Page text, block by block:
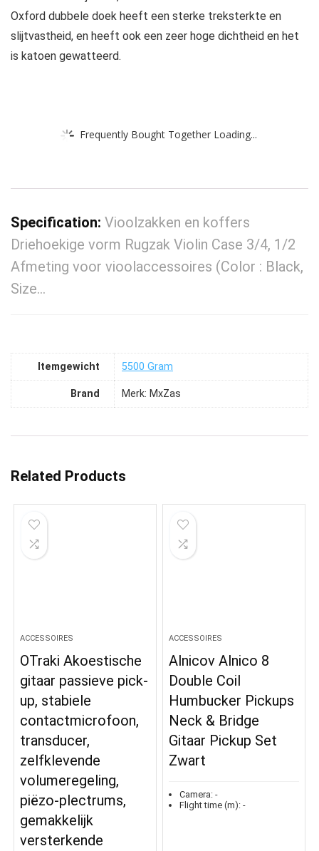
Oxford dubbele doek heeft een sterke treksterkte en
slijtvastheid, en heeft ook een zeer hoge dichtheid en het
is katoen gewatteerd.
Frequently Bought Together Loading...
Specification: Vioolzakken en koffers
Driehoekige vorm Rugzak Violin Case 3/4, 1/2
Afmeting voor vioolaccessoires (Color : Black,
Size…
Itemgewicht ‎5500 Gram
Brand Merk: MxZas
Related Products
ACCESSOIRES
OTraki Akoestische
gitaar passieve pick-
up, stabiele
contactmicrofoon,
transducer,
zelfklevende
volumeregeling,
piëzo-plectrums,
gemakkelijk
versterkende
ACCESSOIRES
Alnicov Alnico 8
Double Coil
Humbucker Pickups
Neck & Bridge
Gitaar Pickup Set
Zwart
Camera: -
Flight time (m): -